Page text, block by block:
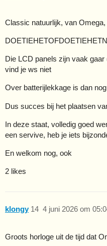
Classic natuurlijk, van
Die LCD panels zijn vaak
vind je ws niet
Over batterijlekkage is dan
Dus succes bij het plaatsen
In deze staat, volledig goed
een servive, heb je iets
En welkom nog, ook
2 likes
klongy 4 juni 2026 om
14
Groots horloge uit de tijd dat